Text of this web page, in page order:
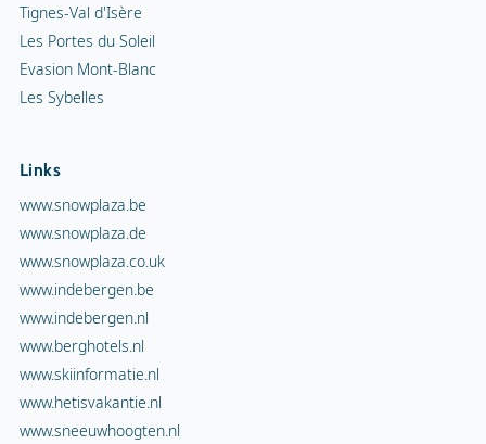
Tignes-Val d'Isère
Les Portes du Soleil
Evasion Mont-Blanc
Les Sybelles
Links
www.snowplaza.be
www.snowplaza.de
www.snowplaza.co.uk
www.indebergen.be
www.indebergen.nl
www.berghotels.nl
www.skiinformatie.nl
www.hetisvakantie.nl
www.sneeuwhoogten.nl